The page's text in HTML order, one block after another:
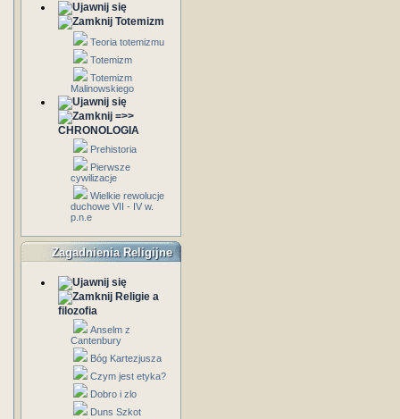
Totemizm
Teoria totemizmu
Totemizm
Totemizm
Malinowskiego
=>>
CHRONOLOGIA
Prehistoria
Pierwsze
cywilizacje
Wielkie rewolucje
duchowe VII - IV w.
p.n.e
Zagadnienia Religijne
Religie a
filozofia
Anselm z
Cantenbury
Bóg Kartezjusza
Czym jest etyka?
Dobro i zlo
Duns Szkot